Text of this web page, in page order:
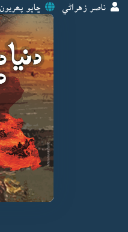
ناصر زهراڻي ڇاپو پھريون